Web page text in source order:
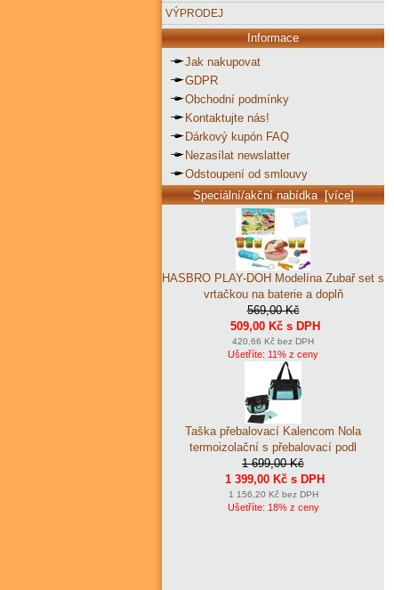
VÝPRODEJ
Informace
Jak nakupovat
GDPR
Obchodní podmínky
Kontaktujte nás!
Dárkový kupón FAQ
Nezasílat newslatter
Odstoupení od smlouvy
Speciální/akční nabídka [více]
HASBRO PLAY-DOH Modelína Zubař set s
vrtačkou na baterie a doplň
569,00 Kč
509,00 Kč s DPH
420,66 Kč bez DPH
Ušetříte: 11% z ceny
Taška přebalovací Kalencom Nola
termoizolační s přebalovací podl
1 699,00 Kč
1 399,00 Kč s DPH
1 156,20 Kč bez DPH
Ušetříte: 18% z ceny